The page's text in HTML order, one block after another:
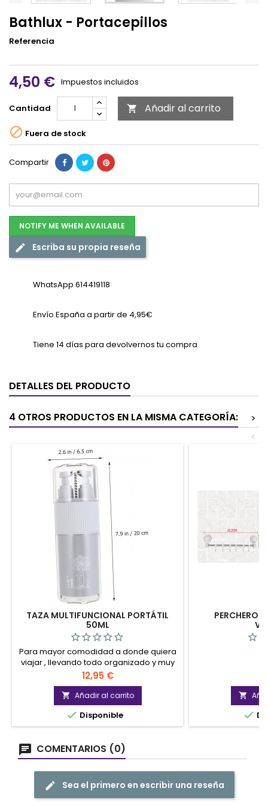
Bathlux - Portacepillos
Referencia
4,50 € Impuestos incluidos
Cantidad  Añadir al carrito
 Fuera de stock
Compartir
NOTIFY ME WHEN AVAILABLE
Escriba su propia reseña
WhatsApp 614419118
Envío España a partir de 4,95€
Tiene 14 días para devolvernos tu compra
DETALLES DEL PRODUCTO
4 OTROS PRODUCTOS EN LA MISMA CATEGORÍA:
>
<
TAZA MULTIFUNCIONAL PORTÁTIL
50ML
Para mayor comodidad a donde quiera
viajar , llevando todo organizado y muy
practico.
Precio
12,95 €
 Añadir al carrito
 Disponible
PERCHERO


COMENTARIOS (0)
Sea el primero en escribir una reseña